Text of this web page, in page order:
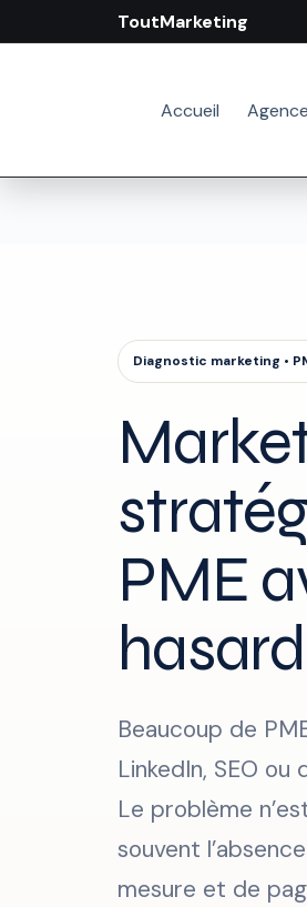
ToutMarketing
Accueil
Diagnostic marketing •
PME
hasard
Beaucoup de
LinkedIn, SEO ou
Le problème
souvent
mesure et de